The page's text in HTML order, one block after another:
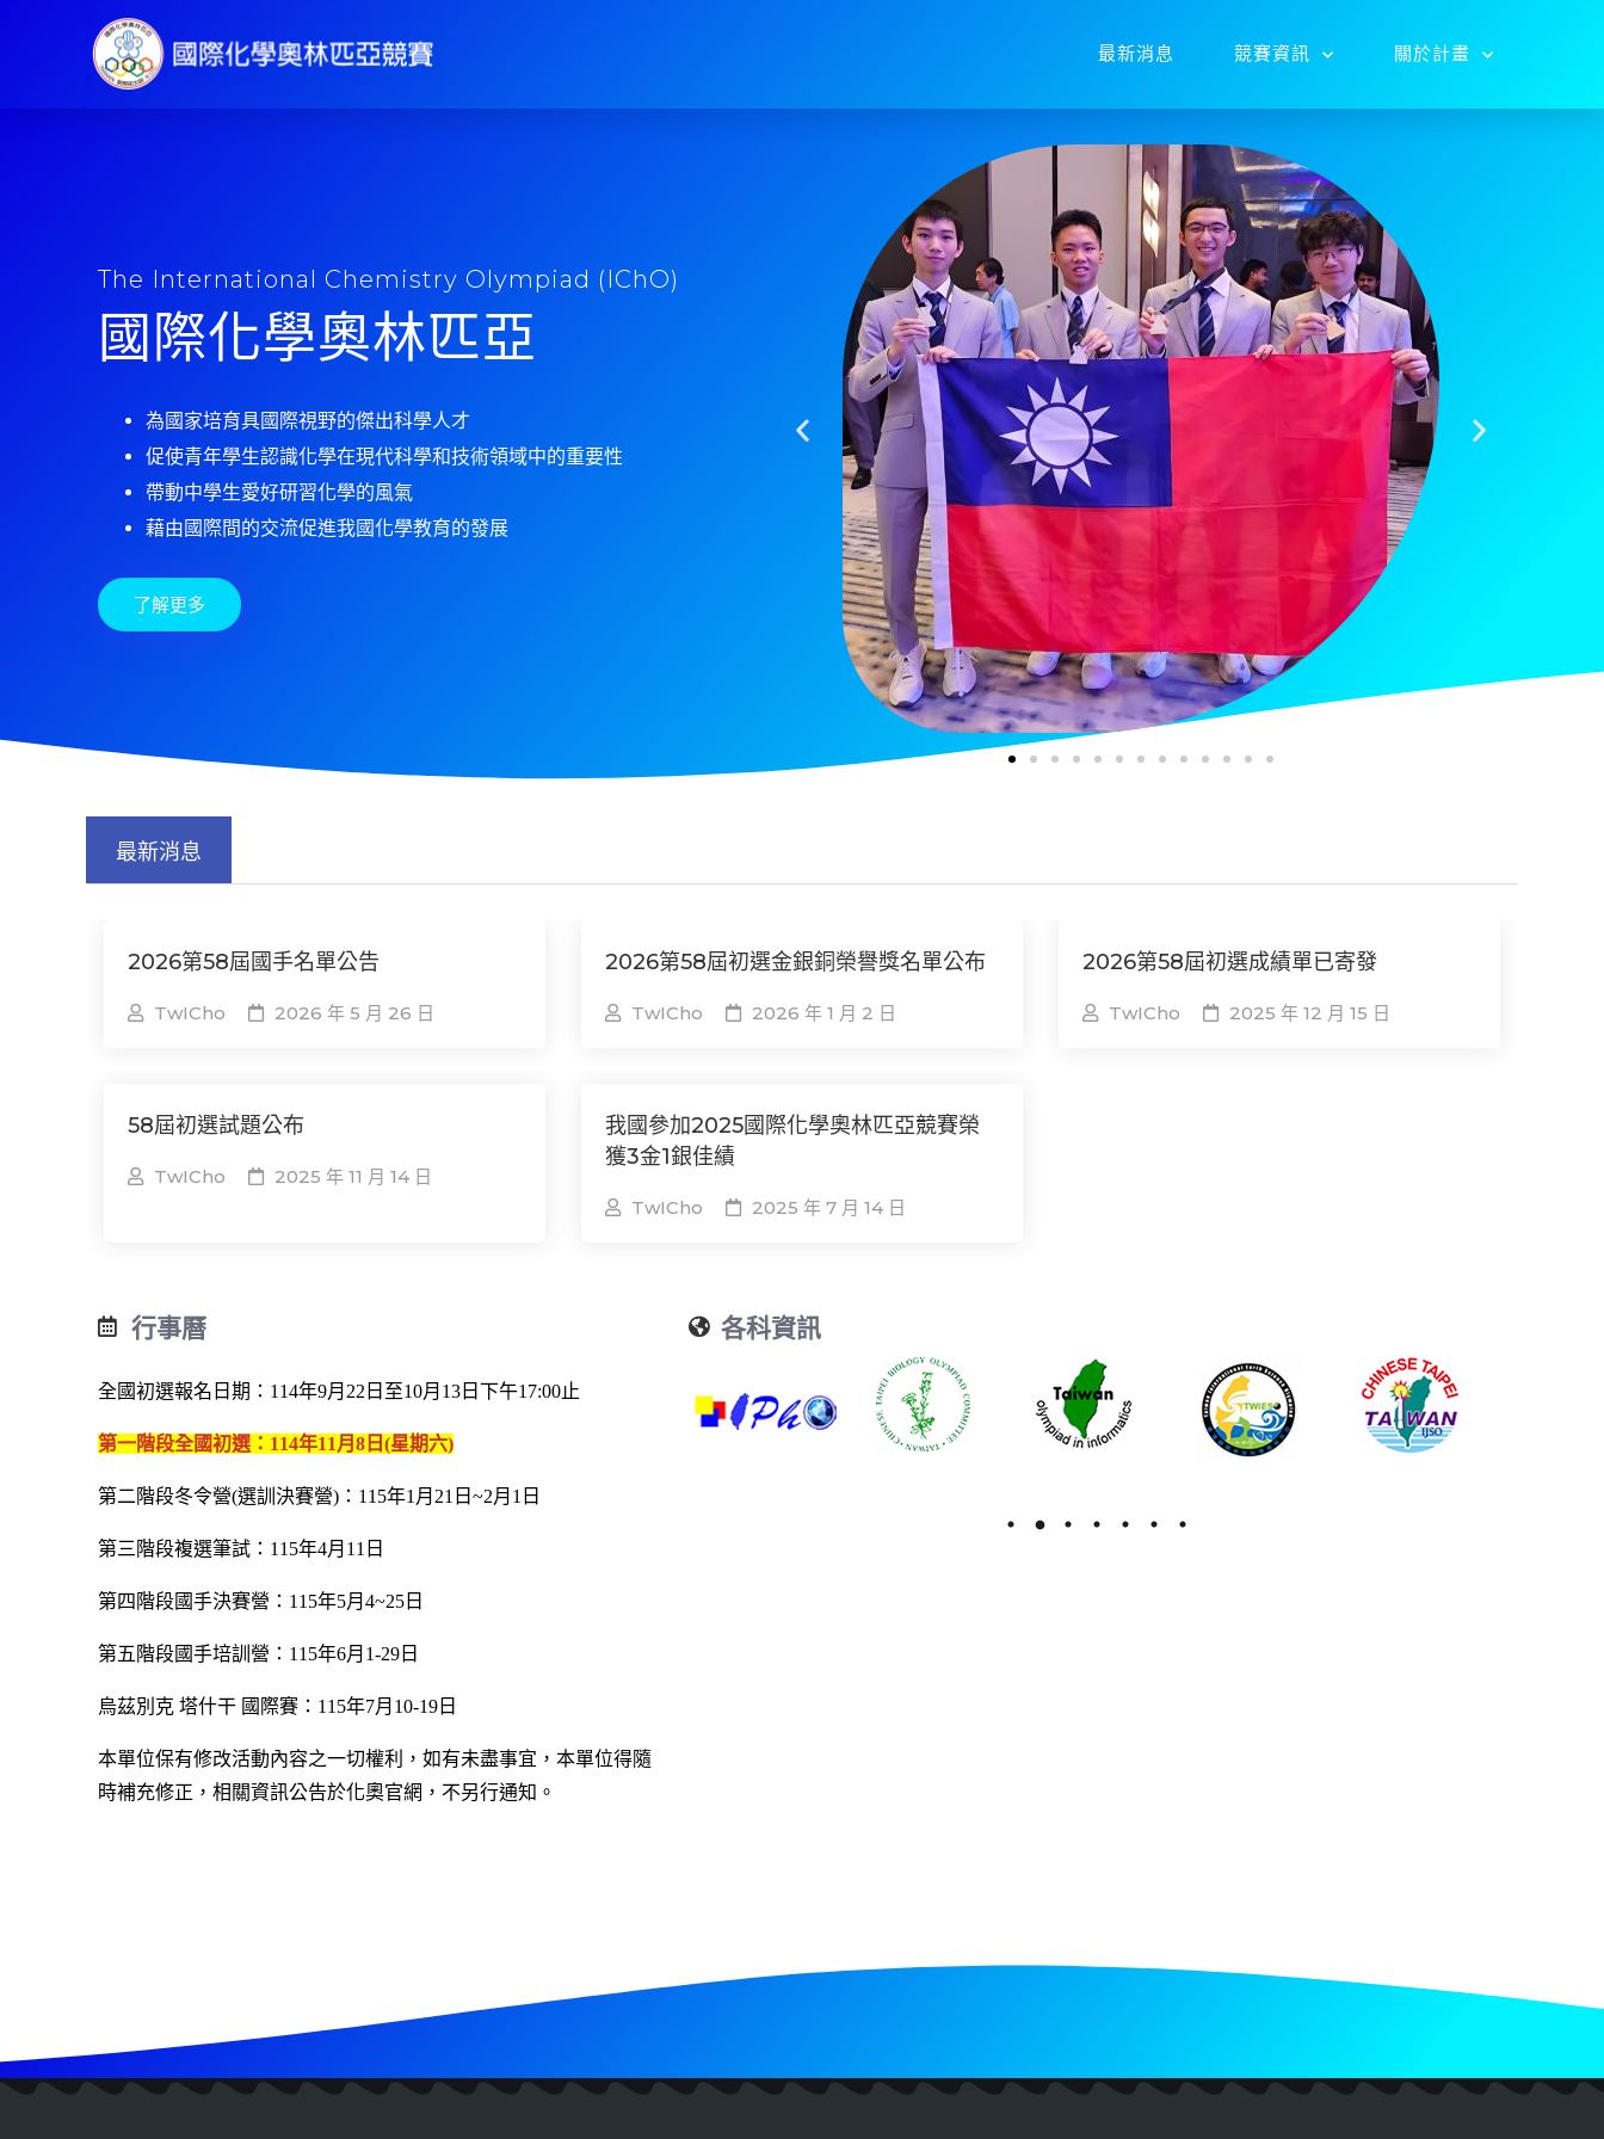
最新消息 競賽資訊 關於計畫
The International Chemistry Olympiad (IChO)
國際化學奧林匹亞
為國家培育具國際視野的傑出科學人才
促使青年學生認識化學在現代科學和技術領域中的重要性
帶動中學生愛好研習化學的風氣
藉由國際間的交流促進我國化學教育的發展
了解更多
最新消息
2026第58屆國手名單公告
TwICho 2026 年 5 月 26 日
2026第58屆初選金銀銅榮譽獎名單公布
TwICho 2026 年 1 月 2 日
2026第58屆初選成績單已寄發
TwICho 2025 年 12 月 15 日
58屆初選試題公布
TwICho 2025 年 11 月 14 日
我國參加2025國際化學奧林匹亞競賽榮
獲3金1銀佳績
TwICho 2025 年 7 月 14 日
行事曆
全國初選報名日期：114年9月22日至10月13日下午17:00止
第一階段全國初選：114年11月8日(星期六)
第二階段冬令營(選訓決賽營)：115年1月21日~2月1日
第三階段複選筆試：115年4月11日
第四階段國手決賽營：115年5月4~25日
第五階段國手培訓營：115年6月1-29日
烏茲別克 塔什干 國際賽：115年7月10-19日
本單位保有修改活動內容之一切權利，如有未盡事宜，本單位得隨
時補充修正，相關資訊公告於化奧官網，不另行通知。
各科資訊